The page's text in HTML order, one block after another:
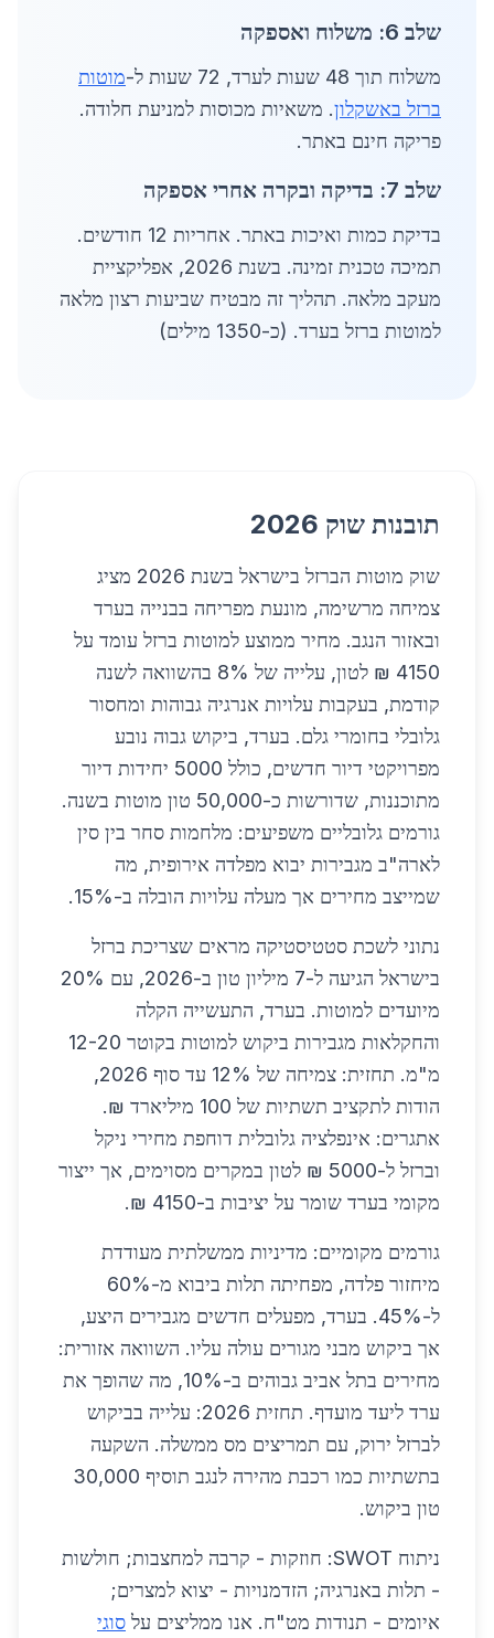
שלב 6: משלוח ואספקה
משלוח תוך 48 שעות לערד, 72 שעות ל-
מוטות
ברזל באשקלון. משאיות מכוסות למניעת חלודה.
פריקה חינם באתר.
שלב 7: בדיקה ובקרה אחרי אספקה
בדיקת כמות ואיכות באתר. אחריות 12 חודשים.
תמיכה טכנית זמינה. בשנת 2026, אפליקציית
מעקב מלאה. תהליך זה מבטיח שביעות רצון מלאה
למוטות ברזל בערד. (כ-1350 מילים)
תובנות שוק 2026
שוק מוטות הברזל בישראל בשנת 2026 מציג
צמיחה מרשימה, מונעת מפריחה בבנייה בערד
ובאזור הנגב. מחיר ממוצע למוטות ברזל עומד על
4150 ₪ לטון, עלייה של 8% בהשוואה לשנה
קודמת, בעקבות עלויות אנרגיה גבוהות ומחסור
גלובלי בחומרי גלם. בערד, ביקוש גבוה נובע
מפרויקטי דיור חדשים, כולל 5000 יחידות דיור
מתוכננות, שדורשות כ-50,000 טון מוטות בשנה.
גורמים גלובליים משפיעים: מלחמות סחר בין סין
לארה"ב מגבירות יבוא מפלדה אירופית, מה
שמייצב מחירים אך מעלה עלויות הובלה ב-15%.
נתוני לשכת סטטיסטיקה מראים שצריכת ברזל
בישראל הגיעה ל-7 מיליון טון ב-2026, עם 20%
מיועדים למוטות. בערד, התעשייה הקלה
והחקלאות מגבירות ביקוש למוטות בקוטר 12-20
מ"מ. תחזית: צמיחה של 12% עד סוף 2026,
הודות לתקציב תשתיות של 100 מיליארד ₪.
אתגרים: אינפלציה גלובלית דוחפת מחירי ניקל
וברזל ל-5000 ₪ לטון במקרים מסוימים, אך ייצור
מקומי בערד שומר על יציבות ב-4150 ₪.
גורמים מקומיים: מדיניות ממשלתית מעודדת
מיחזור פלדה, מפחיתה תלות ביבוא מ-60%
ל-45%. בערד, מפעלים חדשים מגבירים היצע,
אך ביקוש מבני מגורים עולה עליו. השוואה אזורית:
מחירים בתל אביב גבוהים ב-10%, מה שהופך את
ערד ליעד מועדף. תחזית 2026: עלייה בביקוש
לברזל ירוק, עם תמריצים מס ממשלה. השקעה
בתשתיות כמו רכבת מהירה לנגב תוסיף 30,000
טון ביקוש.
ניתוח SWOT: חוזקות - קרבה למחצבות; חולשות
- תלות באנרגיה; הזדמנויות - יצוא למצרים;
איומים - תנודות מט"ח. אנו ממליצים על סוגי